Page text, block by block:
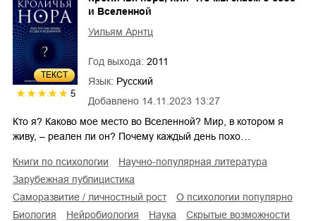
ТЕКСТ
5
Добавлено 14.11.2023 13:27
и Вселенной
Уильям Арнтц
Год выхода: 2011
Язык: Русский
Кто я? Каково мое место во Вселенной? Мир, в котором я
живу, – реален ли он? Почему каждый день похо…
книги по психологии
научно-популярная литература
зарубежная публицистика
саморазвитие / личностный рост
о психологии популярно
биология
нейробиология наука
скрытые возможности